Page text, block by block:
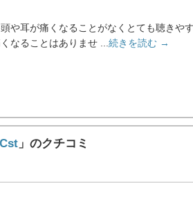
や耳が痛くなることがなくとても聴きや
なることはありませ ... 続きを読む →
Cst 」のクチコミ